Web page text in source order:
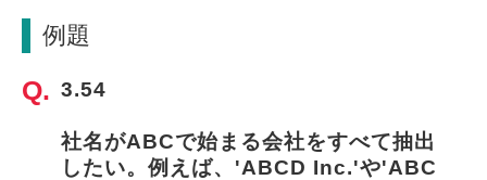
例題
3.54
社名がABCで始まる会社をすべて抽出
したい。例えば、'ABCD Inc.'や'ABC